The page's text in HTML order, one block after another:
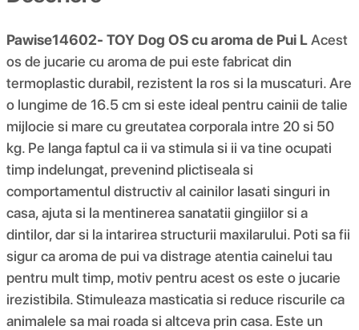
Pawise14602- TOY Dog OS cu aroma de Pui LAcest
os de jucarie cu aroma de pui este fabricat din
termoplastic durabil, rezistent la ros si la muscaturi. Are
o lungime de 16.5 cm si este ideal pentru cainii de talie
mijlocie si mare cu greutatea corporala intre 20 si 50
kg. Pe langa faptul ca ii va stimula si ii va tine ocupati
timp indelungat, prevenind plictiseala si
comportamentul distructiv al cainilor lasati singuri in
casa, ajuta si la mentinerea sanatatii gingiilor si a
dintilor, dar si la intarirea structurii maxilarului. Poti sa fii
sigur ca aroma de pui va distrage atentia cainelui tau
pentru mult timp, motiv pentru acest os este o jucarie
irezistibila. Stimuleaza masticatia si reduce riscurile ca
animalele sa mai roada si altceva prin casa. Este un